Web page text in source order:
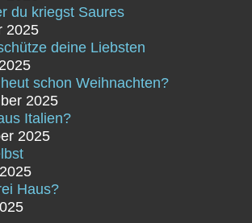
du kriegst Saures
2025
deine Liebsten
schon Weihnachten?
2025
Italien?
2025
Haus?